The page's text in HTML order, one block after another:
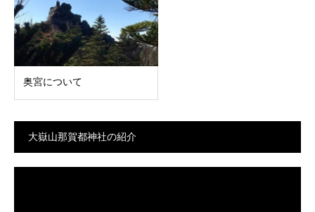
奥宮について
大嶽山那賀都神社の紹介